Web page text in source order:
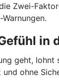
Zwei-
in
geht,
und ohne